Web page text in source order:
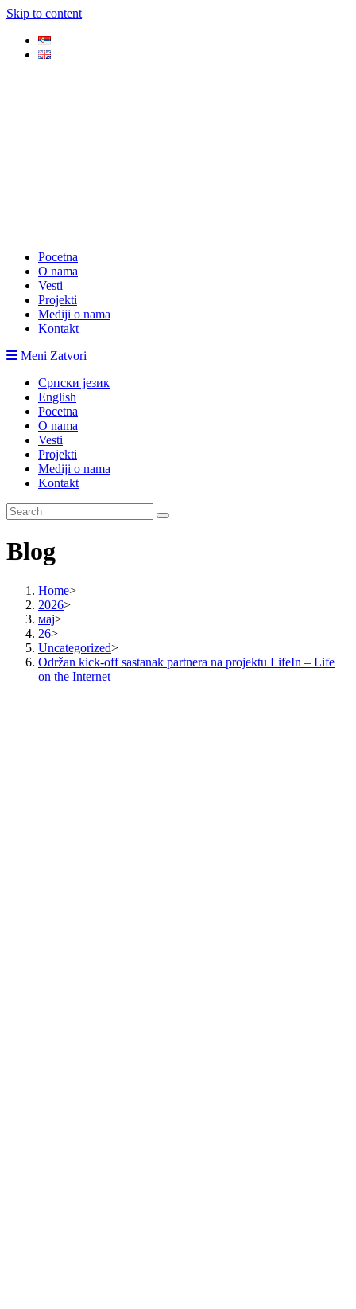
Skip to content
Pocetna
O nama
Vesti
Projekti
Mediji o nama
Kontakt
Meni Zatvori
Српски језик
English
Pocetna
O nama
Vesti
Projekti
Mediji o nama
Kontakt
Blog
Home>
2026>
мај>
26>
Uncategorized>
Održan kick-off sastanak partnera na projektu LifeIn – Life
on the Internet